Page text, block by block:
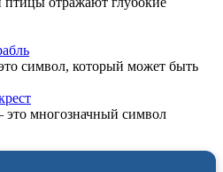
символ, который может быть
многозначный символ